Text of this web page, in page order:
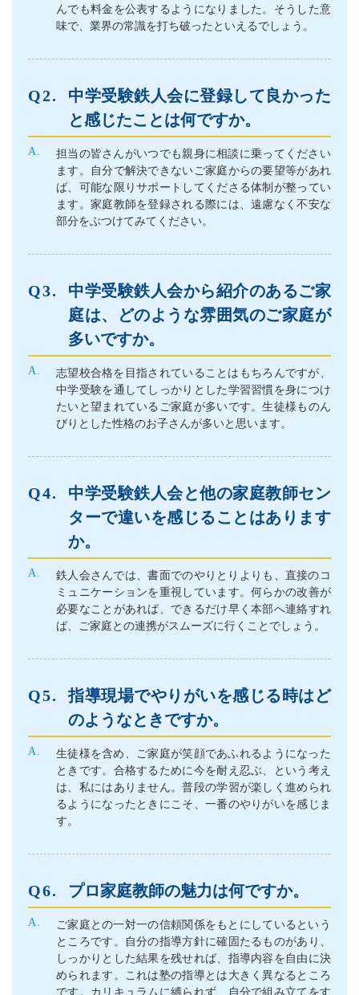
んでも料金を公表するようになりました。そうした意
味で、業界の常識を打ち破ったといえるでしょう。
中学受験鉄人会に登録して良かった
と感じたことは何ですか。
担当の皆さんがいつでも親身に相談に乗ってください
ます。自分で解決できないご家庭からの要望等があれ
ば、可能な限りサポートしてくださる体制が整ってい
ます。家庭教師を登録される際には、遠慮なく不安な
部分をぶつけてみてください。
中学受験鉄人会から紹介のあるご家
庭は、どのような雰囲気のご家庭が
多いですか。
志望校合格を目指されていることはもちろんですが、
中学受験を通してしっかりとした学習習慣を身につけ
たいと望まれているご家庭が多いです。生徒様ものん
びりとした性格のお子さんが多いと思います。
中学受験鉄人会と他の家庭教師セン
ターで違いを感じることはあります
か。
鉄人会さんでは、書面でのやりとりよりも、直接のコ
ミュニケーションを重視しています。何らかの改善が
必要なことがあれば、できるだけ早く本部へ連絡すれ
ば、ご家庭との連携がスムーズに行くことでしょう。
指導現場でやりがいを感じる時はど
のようなときですか。
生徒様を含め、ご家庭が笑顔であふれるようになった
ときです。合格するために今を耐え忍ぶ、という考え
は、私にはありません。普段の学習が楽しく進められ
るようになったときにこそ、一番のやりがいを感じま
す。
プロ家庭教師の魅力は何ですか。
ご家庭との一対一の信頼関係をもとにしているという
ところです。自分の指導方針に確固たるものがあり、
しっかりとした結果を残せれば、指導内容を自由に決
められます。これは塾の指導とは大きく異なるところ
です。カリキュラムに縛られず、自分で組み立てをす